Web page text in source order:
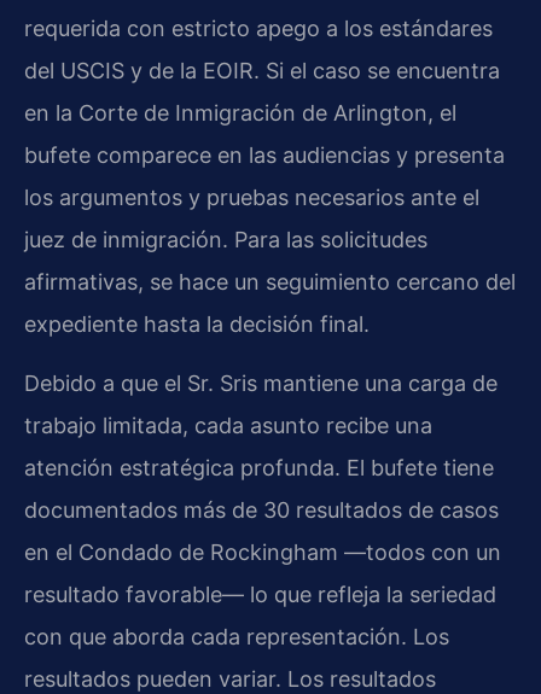
requerida con estricto apego a los estándares
del USCIS y de la EOIR. Si el caso se encuentra
en la Corte de Inmigración de Arlington, el
bufete comparece en las audiencias y presenta
los argumentos y pruebas necesarios ante el
juez de inmigración. Para las solicitudes
afirmativas, se hace un seguimiento cercano del
expediente hasta la decisión final.
Debido a que el Sr. Sris mantiene una carga de
trabajo limitada, cada asunto recibe una
atención estratégica profunda. El bufete tiene
documentados más de 30 resultados de casos
en el Condado de Rockingham —todos con un
resultado favorable— lo que refleja la seriedad
con que aborda cada representación. Los
resultados pueden variar. Los resultados